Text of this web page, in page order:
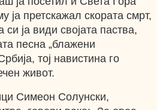
ја претскажал скората смрт,
си ја види својата паства,
песна „блажени
тој навистина го
живот.
Симеон Солунски,